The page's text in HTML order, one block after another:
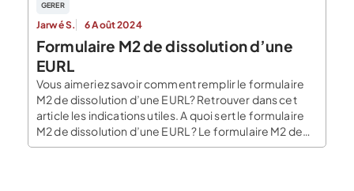
GERER
Jarwé S. 6 Août 2024
Formulaire M2 de dissolution d’une
EURL
Vous aimeriez savoir comment remplir le formulaire
M2 de dissolution d’une EURL? Retrouver dans cet
article les indications utiles. A quoi sert le formulaire
M2 de dissolution d’une EURL ? Le formulaire M2 de
dissolution d’une EURL est l’un des éléments centraux